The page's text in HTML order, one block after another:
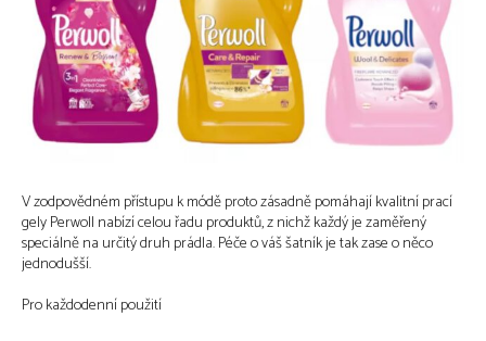
V zodpovědném přístupu k módě proto zásadně pomáhají kvalitní prací
gely Perwoll nabízí celou řadu produktů, z nichž každý je zaměřený
speciálně na určitý druh prádla. Péče o váš šatník je tak zase o něco
jednodušší.
Pro každodenní použití